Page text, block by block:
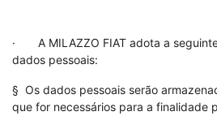
· A MILAZZO FIAT adota a
dados pessoais:
§ Os dados pessoais serão
que for necessários para a finalidade